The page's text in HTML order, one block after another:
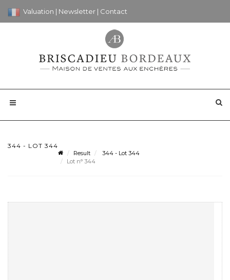
Valuation | Newsletter | Contact
344 - LOT 344
Result
344 - Lot 344
Lot n° 344